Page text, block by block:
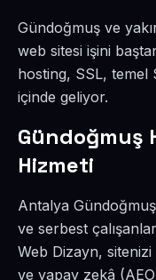
Gündoğmuş ve
web sitesi işini
hosting, SSL, temel
içinde geliyor.
Gündoğmuş
Hizmeti
Antalya
ve serbest
Web Dizayn,
ve yapay zekâ